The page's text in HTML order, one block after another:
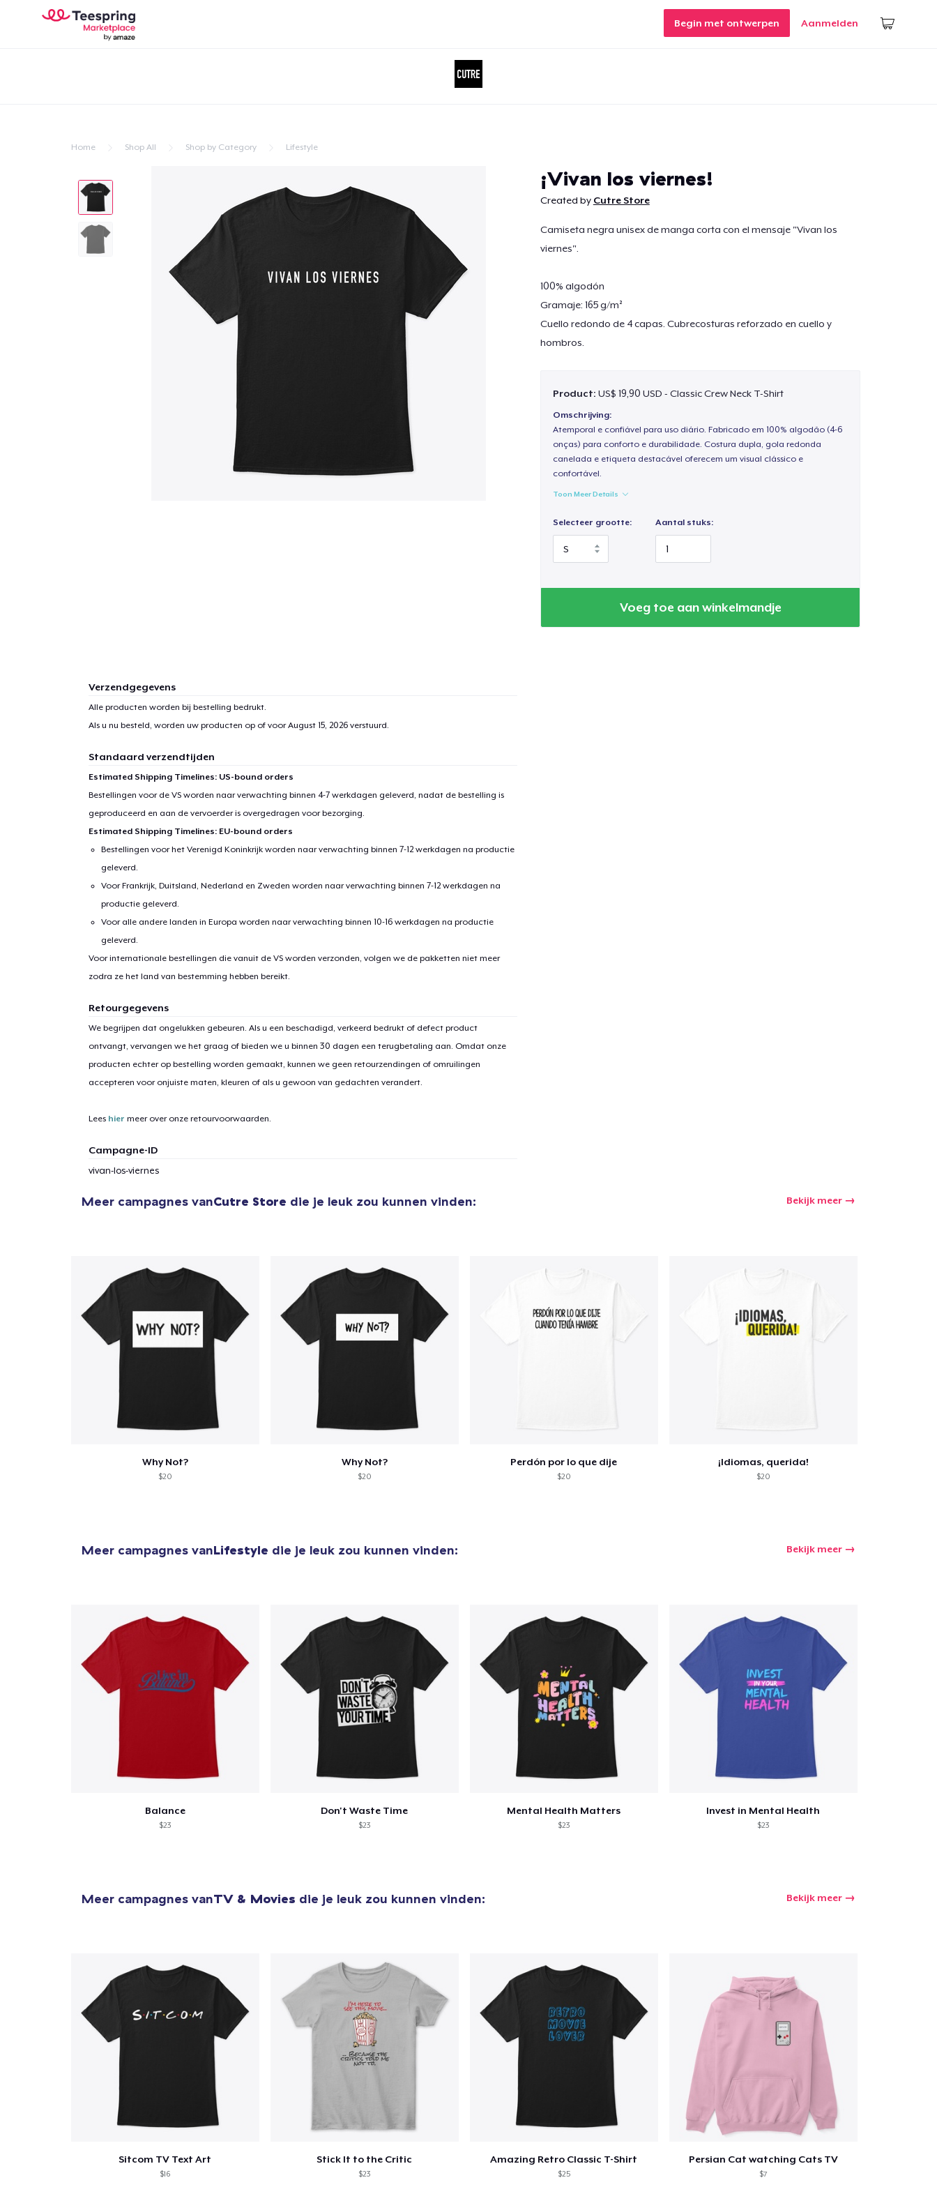
Begin met ontwerpen Aanmelden
Home Shop All Shop by Category Lifestyle
¡Vivan los viernes!
Created by Cutre Store
Camiseta negra unisex de manga corta con el mensaje "Vivan los
viernes".
100% algodón
Gramaje: 165 g/m²
Cuello redondo de 4 capas. Cubrecosturas reforzado en cuello y
hombros.
Product: US$ 19,90 USD - Classic Crew Neck T-Shirt
Omschrijving:
Atemporal e confiável para uso diário. Fabricado em 100% algodão (4-6
onças) para conforto e durabilidade. Costura dupla, gola redonda
canelada e etiqueta destacável oferecem um visual clássico e
confortável.
Toon Meer Details
Selecteer grootte: Aantal stuks:
Voeg toe aan winkelmandje
Verzendgegevens
Alle producten worden bij bestelling bedrukt.
Als u nu besteld, worden uw producten op of voorAugust 15, 2026verstuurd.
Standaard verzendtijden
Estimated Shipping Timelines: US-bound orders
Bestellingen voor de VS worden naar verwachting binnen 4-7 werkdagen geleverd, nadat de bestelling is
geproduceerd en aan de vervoerder is overgedragen voor bezorging.
Estimated Shipping Timelines: EU-bound orders
Bestellingen voor het Verenigd Koninkrijk worden naar verwachting binnen 7-12 werkdagen na productie
geleverd.
Voor Frankrijk, Duitsland, Nederland en Zweden worden naar verwachting binnen 7-12 werkdagen na
productie geleverd.
Voor alle andere landen in Europa worden naar verwachting binnen 10-16 werkdagen na productie
geleverd.
Voor internationale bestellingen die vanuit de VS worden verzonden, volgen we de pakketten niet meer
zodra ze het land van bestemming hebben bereikt.
Retourgegevens
We begrijpen dat ongelukken gebeuren. Als u een beschadigd, verkeerd bedrukt of defect product
ontvangt, vervangen we het graag of bieden we u binnen 30 dagen een terugbetaling aan. Omdat onze
producten echter op bestelling worden gemaakt, kunnen we geen retourzendingen of omruilingen
accepteren voor onjuiste maten, kleuren of als u gewoon van gedachten verandert.
Lees hier meer over onze retourvoorwaarden.
Campagne-ID
vivan-los-viernes
Meer campagnes vanCutre Store die je leuk zou kunnen vinden: Bekijk meer
Why Not?
$20
Why Not?
$20
Perdón por lo que dije
$20
¡Idiomas, querida!
$20
Meer campagnes vanLifestyle die je leuk zou kunnen vinden: Bekijk meer
Balance
$23
Don't Waste Time
$23
Mental Health Matters
$23
Invest in Mental Health
$23
Meer campagnes vanTV & Movies die je leuk zou kunnen vinden: Bekijk meer
Sitcom TV Text Art
$16
Stick It to the Critic
$23
Amazing Retro Classic T-Shirt
$25
Persian Cat watching Cats TV
$7
Ga door naar de Kassa